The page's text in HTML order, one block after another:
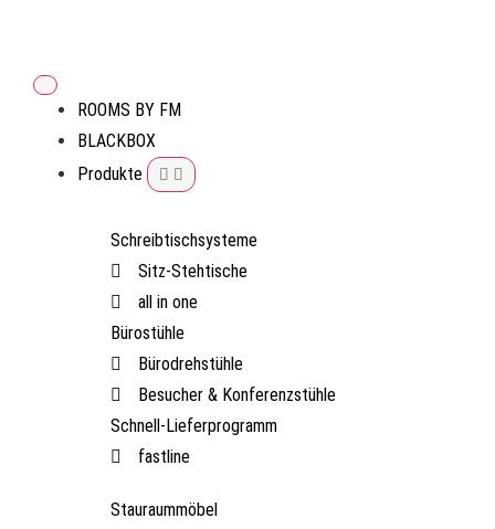
ROOMS BY FM
BLACKBOX
Produkte
Schreibtischsysteme
Sitz-Stehtische
all in one
Bürostühle
Bürodrehstühle
Besucher & Konferenzstühle
Schnell-Lieferprogramm
fastline
Stauraummöbel